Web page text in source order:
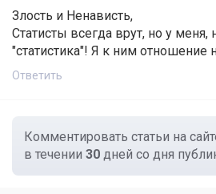
Злость и Ненависть,
Статисты всегда врут, но у меня,
"статистика"! Я к ним отношение
Ответить
Комментировать статьи на
в течении 30 дней со дня